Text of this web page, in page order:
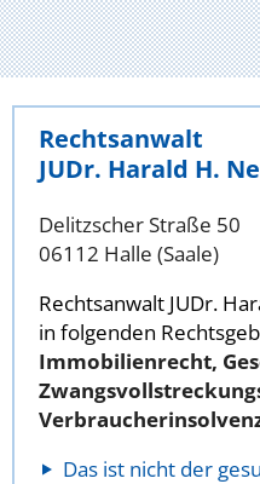
Rechtsanwalt
JUDr. Harald H.
Delitzscher Straße 50
06112 Halle (Saale)
Rechtsanwalt JUDr.
in folgenden
Immobilienrecht,
Das ist nicht der